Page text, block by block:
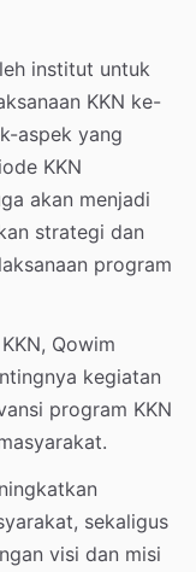
institut untuk
KKN ke-
aspek yang
KKN
akan menjadi
strategi dan
program
Qowim
kegiatan
program KKN
sekaligus
visi dan misi